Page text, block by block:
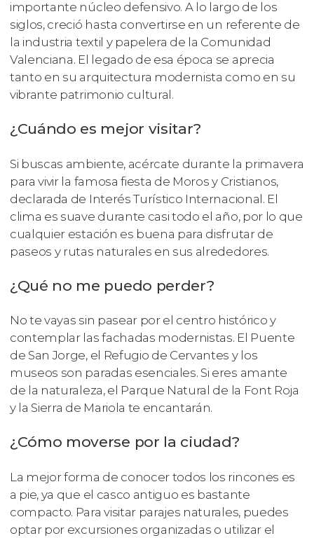
importante núcleo defensivo. A lo largo de los
siglos, creció hasta convertirse en un referente de
la industria textil y papelera de la Comunidad
Valenciana. El legado de esa época se aprecia
tanto en su arquitectura modernista como en su
vibrante patrimonio cultural.
¿Cuándo es mejor visitar?
Si buscas ambiente, acércate durante la primavera
para vivir la famosa fiesta de Moros y Cristianos,
declarada de Interés Turístico Internacional. El
clima es suave durante casi todo el año, por lo que
cualquier estación es buena para disfrutar de
paseos y rutas naturales en sus alrededores.
¿Qué no me puedo perder?
No te vayas sin pasear por el centro histórico y
contemplar las fachadas modernistas. El Puente
de San Jorge, el Refugio de Cervantes y los
museos son paradas esenciales. Si eres amante
de la naturaleza, el Parque Natural de la Font Roja
y la Sierra de Mariola te encantarán.
¿Cómo moverse por la ciudad?
La mejor forma de conocer todos los rincones es
a pie, ya que el casco antiguo es bastante
compacto. Para visitar parajes naturales, puedes
optar por excursiones organizadas o utilizar el